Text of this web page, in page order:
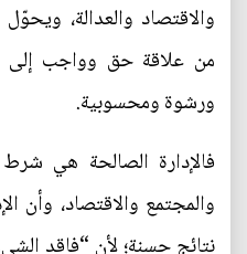
والاقتصاد والعدالة،
من علاقة حق وواجب إلى
ورشوة ومحسوبية.
فالإدارة الصالحة هي
والمجتمع والاقتصاد، وأن